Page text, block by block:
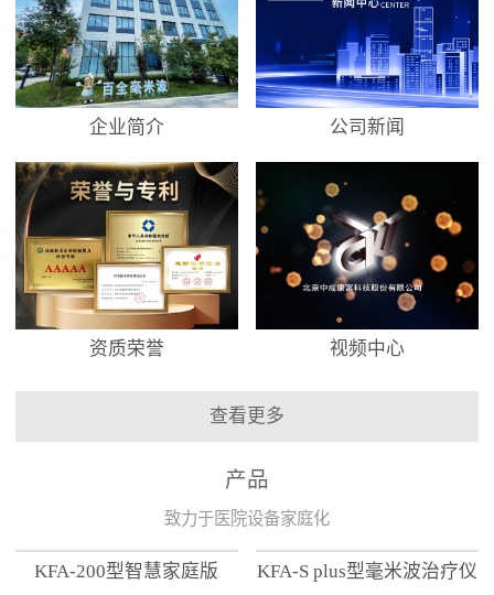
企业简介 公司新闻
资质荣誉 视频中心
查看更多
产品
致力于医院设备家庭化
KFA-200型智慧家庭版 KFA-S plus型毫米波治疗仪